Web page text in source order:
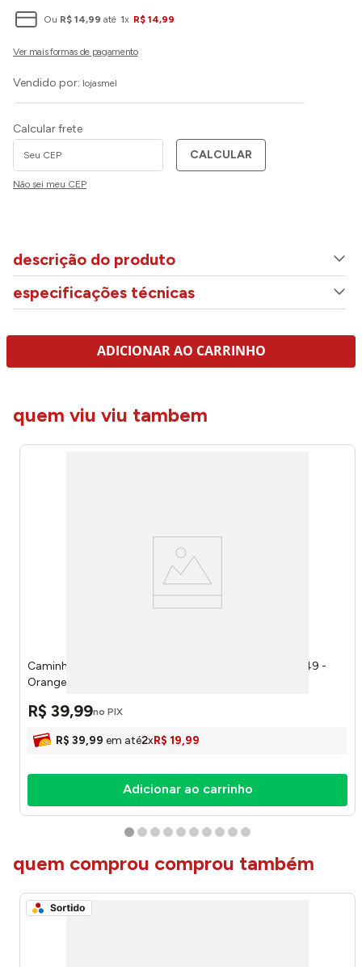
Ou R$ 14,99 até 1x R$ 14,99
Vendido por: lojasmel
Calcular frete
CALCULAR
Não sei meu CEP
descrição do produto
especificações técnicas
ADICIONAR AO CARRINHO
quem viu viu tambem
Caminhão Urban Cleanning Reciclagem City Clean 0549 -
Orange Toys
R$ 39,99no PIX
R$ 39,99 em até2xR$ 19,99
Adicionar ao carrinho
quem comprou comprou também